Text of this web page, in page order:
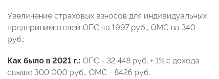
Увеличение страховых взносов для индивидуальных
предпринимателей ОПС на 1997 руб., ОМС на 340
руб.:
Как было в 2021 г.: ОПС - 32 448 руб. + 1% с дохода
свыше 300 000 руб., ОМС - 8426 руб.